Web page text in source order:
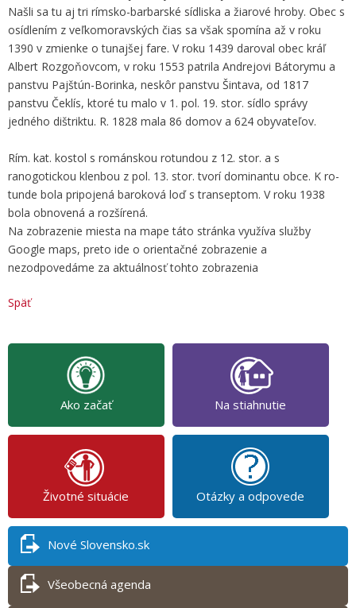
Našli sa tu aj tri rímsko-bar­barské sídliska a žiarové hroby. Obec s
osídlením z veľkomoravských čias sa však spomína až v roku
1390 v zmienke o tunajšej fare. V roku 1439 daroval obec kráľ
Albert Roz­goňovcom, v roku 1553 patrila An­dre­jovi Bátorymu a
panstvu Pajštún-Borinka, ne­skôr panstvu Šintava, od 1817
panstvu Če­klís, ktoré tu malo v 1. pol. 19. stor. sídlo sprá­vy
jedného dištriktu. R. 1828 mala 86 domov a 624 obyvateľov.
Rím. kat. kostol s románskou rotundou z 12. stor. a s
ranogotickou klenbou z pol. 13. stor. tvorí dominantu obce. K ro­
tunde bola pripojená baroková loď s transeptom. V roku 1938
bola obnovená a rozšírená.
Na zobrazenie miesta na mape táto stránka využíva služby
Google maps, preto ide o orientačné zobrazenie a
nezodpovedáme za aktuálnosť tohto zobrazenia
Späť
Ako začať Na stiahnutie
Životné situácie Otázky a odpovede
Nové Slovensko.sk
Všeobecná agenda